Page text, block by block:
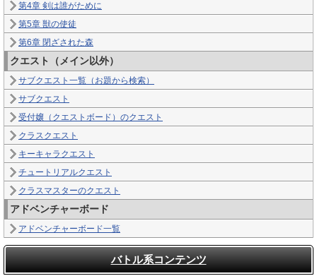
第4章 剣は誰がために
第5章 獣の使徒
第6章 閉ざされた森
クエスト（メイン以外）
サブクエスト一覧（お題から検索）
サブクエスト
受付嬢（クエストボード）のクエスト
クラスクエスト
キーキャラクエスト
チュートリアルクエスト
クラスマスターのクエスト
アドベンチャーボード
アドベンチャーボード一覧
バトル系コンテンツ